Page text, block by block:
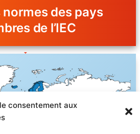
consentement aux
normes des pays
de l’IEC